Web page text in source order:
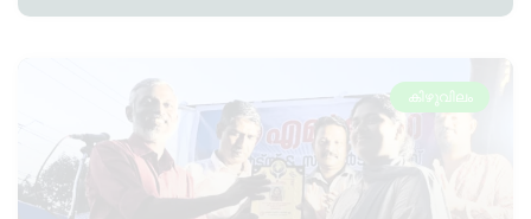
കിഴുവിലം